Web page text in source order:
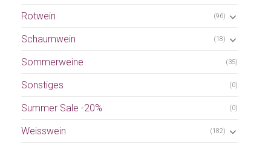
Rotwein (96)
Schaumwein (18)
Sommerweine (35)
Sonstiges (0)
Summer Sale -20% (0)
Weisswein (182)